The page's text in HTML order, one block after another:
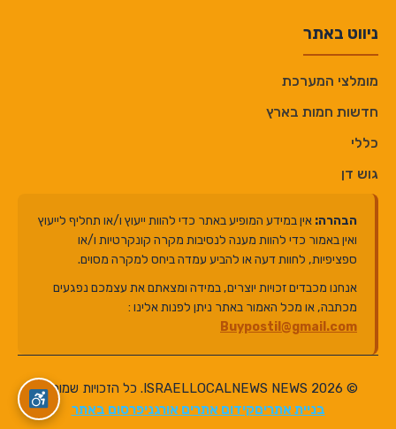
ניווט באתר
מומלצי המערכת
חדשות חמות בארץ
כללי
גוש דן
הבהרה: אין במידע המופיע באתר כדי להוות ייעוץ ו/או תחליף לייעוץ
ואין באמור כדי להוות מענה לנסיבות מקרה קונקרטיות ו/או
ספציפיות, לחוות דעה או להביע עמדה ביחס למקרה מסוים.
אנחנו מכבדים זכויות יוצרים, במידה ומצאתם את עצמכם נפגעים
מכתבה, או מכל האמור באתר ניתן לפנות אלינו :
Buypostil@gmail.com
© 2026 ISRAELLOCALNEWS NEWS. כל הזכויות שמורות.
בניית אתריםקידום אתרים אורגניפרסום באתר